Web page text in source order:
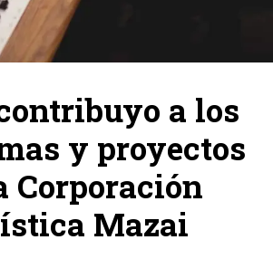
a los
y proyectos
Corporación
Mazai